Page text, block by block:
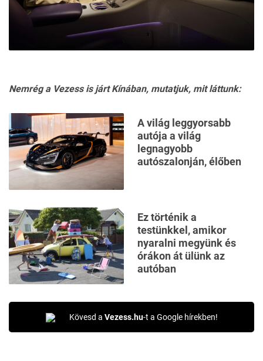
Nemrég a Vezess is járt Kínában, mutatjuk, mit láttunk:
A világ leggyorsabb
autója a világ
legnagyobb
autószalonján, élőben
Ez történik a
testünkkel, amikor
nyaralni megyünk és
órákon át ülünk az
autóban
Kövesd a Vezess.hu-t a Google hírekben!